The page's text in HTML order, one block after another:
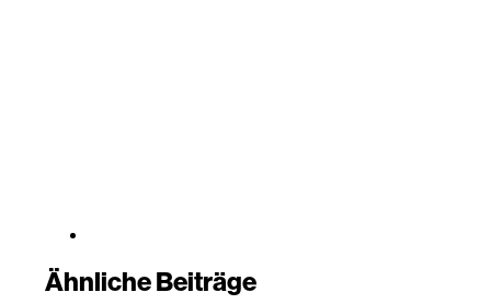
Ähnliche Beiträge